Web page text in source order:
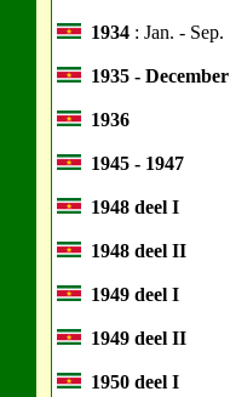
1934: Jan. - Sep.
1935 - December
1936
1945 - 1947
1948 deel I
1948 deel II
1949 deel I
1949 deel II
1950 deel I